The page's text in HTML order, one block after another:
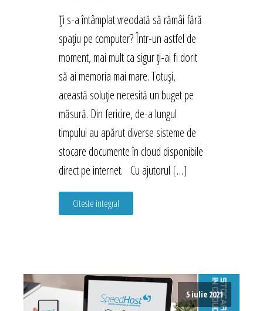
Ți s-a întâmplat vreodată să rămâi fără
spațiu pe computer? Într-un astfel de
moment, mai mult ca sigur ți-ai fi dorit
să ai memoria mai mare. Totuși,
această soluție necesită un buget pe
măsură. Din fericire, de-a lungul
timpului au apărut diverse sisteme de
stocare documente în cloud disponibile
direct pe internet. Cu ajutorul […]
Citeste integral
5 iulie 2021